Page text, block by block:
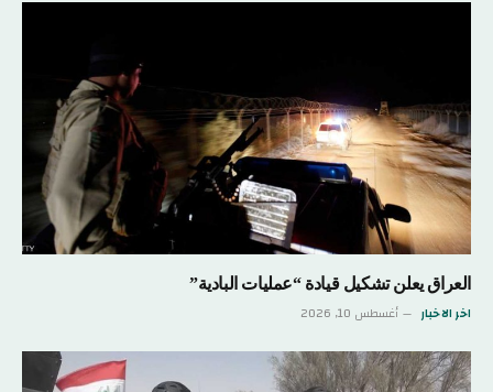
العراق يعلن تشكيل قيادة “عمليات البادية”
اخر الاخبار أغسطس 10, 2026